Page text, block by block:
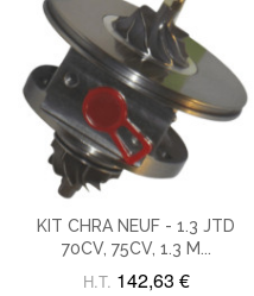
KIT CHRA NEUF - 1.3 JTD
70CV, 75CV, 1.3 M...
H.T. 142,63 €